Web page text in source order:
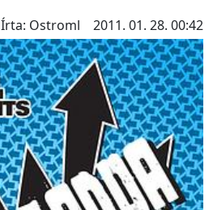
Írta: Ostroml 2011. 01. 28. 00:42